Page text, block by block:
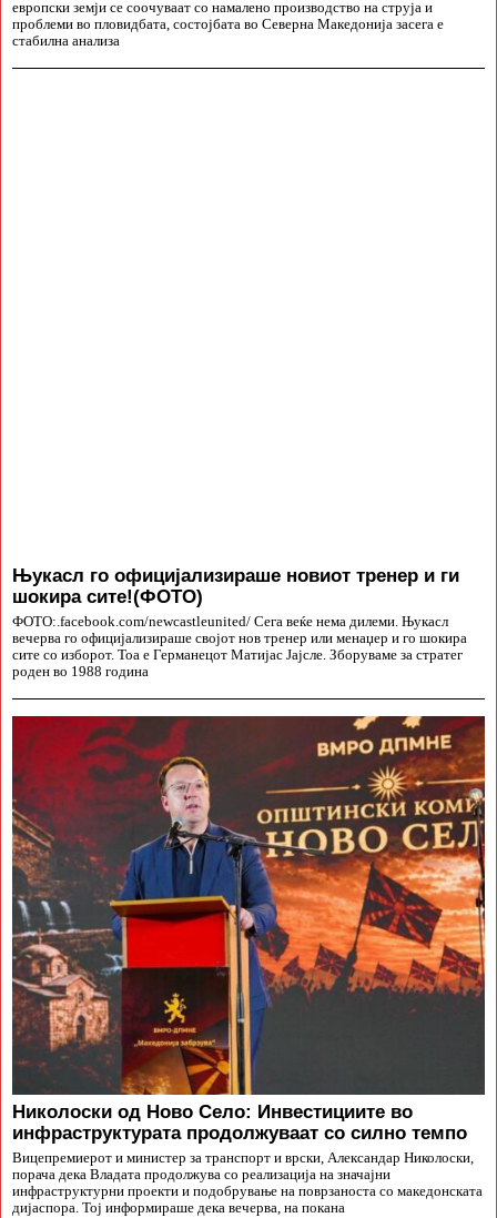
европски земји се соочуваат со намалено производство на струја и
проблеми во пловидбата, состојбата во Северна Македонија засега е
стабилна анализа
Њукасл го официјализираше новиот тренер и ги
шокира сите!(ФОТО)
ФОТО:.facebook.com/newcastleunited/ Сега веќе нема дилеми. Њукасл
вечерва го официјализираше својот нов тренер или менаџер и го шокира
сите со изборот. Тоа е Германецот Матијас Јајсле. Зборуваме за стратег
роден во 1988 година
Николоски од Ново Село: Инвестициите во
инфраструктурата продолжуваат со силно темпо
Вицепремиерот и министер за транспорт и врски, Александар Николоски,
порача дека Владата продолжува со реализација на значајни
инфраструктурни проекти и подобрување на поврзаноста со македонската
дијаспора. Тој информираше дека вечерва, на покана